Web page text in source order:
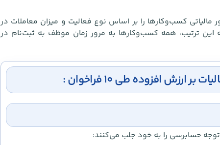
کسب‌وکارها را بر اساس نوع فعالیت و میزان معاملات در
ترتیب، همه کسب‌وکارها به مرور زمان موظف به ثبت‌نام در
افزوده طی ۱۰ فراخوان :
حسابرسی را به خود جلب می‌کنند: